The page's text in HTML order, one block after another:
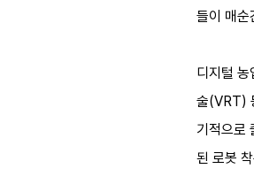
들이 매순
디지털
술(VRT)
기적으로
된 로봇